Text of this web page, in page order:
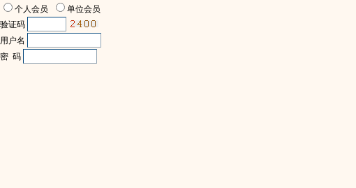
个人会员
单位会员
验证码
用户名
密 码